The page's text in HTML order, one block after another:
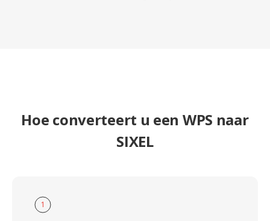
Hoe converteert u een WPS naar
SIXEL
1